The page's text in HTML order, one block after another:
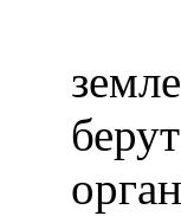
Но